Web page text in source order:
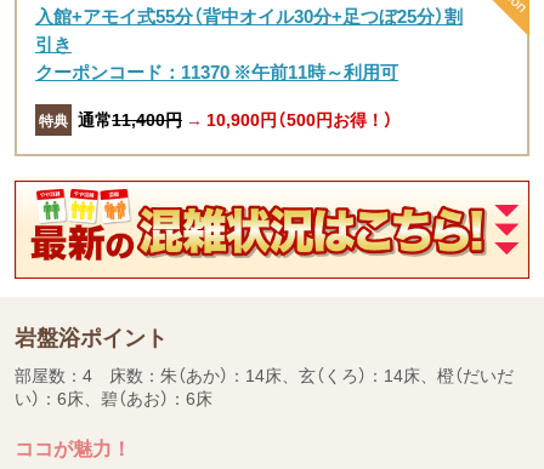
入館+アモイ式55分（背中オイル30分+足つぼ25分）割
引き
クーポンコード：11370 ※午前11時～利用可
特典 通常11,400円 → 10,900円（500円お得！）
岩盤浴ポイント
部屋数：4 床数：朱（あか）：14床、玄（くろ）：14床、橙（だいだ
い）：6床、碧（あお）：6床
ココが魅力！